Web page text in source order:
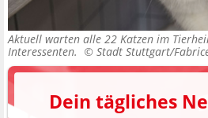
Aktuell warten alle 22 Katzen im
Interessenten. © Stadt Stuttgart/
Dein tägliches